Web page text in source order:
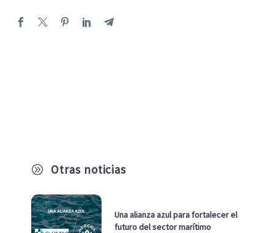
A Otras noticias
Una alianza azul para fortalecer el
futuro del sector marítimo